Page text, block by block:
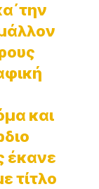
και
έκανε
τίτλο